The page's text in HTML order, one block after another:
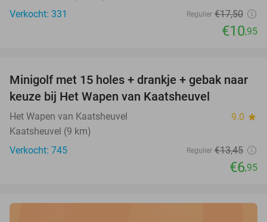
Verkocht: 331
Regulier €17,50
€10,95
48%
Minigolf met 15 holes + drankje + gebak naar
keuze bij Het Wapen van Kaatsheuvel
Het Wapen van Kaatsheuvel 9.0 star
Kaatsheuvel (9 km)
Verkocht: 745
Regulier €13,45
€6,95